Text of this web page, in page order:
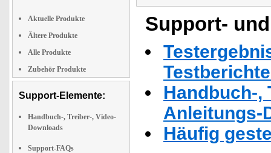
Aktuelle Produkte
Ältere Produkte
Alle Produkte
Zubehör Produkte
Support-Elemente:
Handbuch-, Treiber-, Video-
Downloads
Support-FAQs
Support-
Handbuch-,
Anleitungs-
Häufig